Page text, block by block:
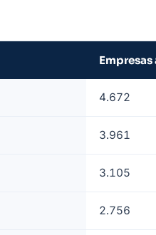
4.672
3.961
3.105
2.756